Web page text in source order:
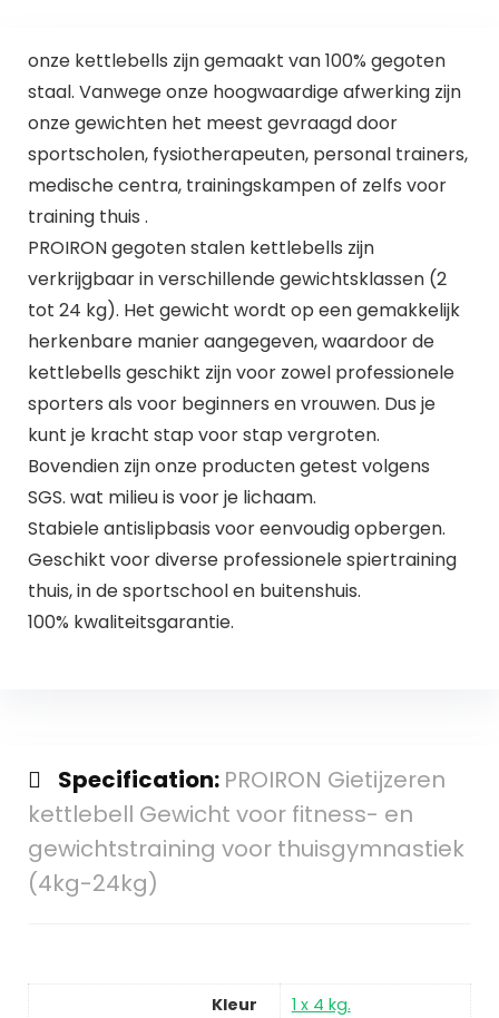
onze kettlebells zijn gemaakt van 100% gegoten
staal. Vanwege onze hoogwaardige afwerking zijn
onze gewichten het meest gevraagd door
sportscholen, fysiotherapeuten, personal trainers,
medische centra, trainingskampen of zelfs voor
training thuis .
PROIRON gegoten stalen kettlebells zijn
verkrijgbaar in verschillende gewichtsklassen (2
tot 24 kg). Het gewicht wordt op een gemakkelijk
herkenbare manier aangegeven, waardoor de
kettlebells geschikt zijn voor zowel professionele
sporters als voor beginners en vrouwen. Dus je
kunt je kracht stap voor stap vergroten.
Bovendien zijn onze producten getest volgens
SGS. wat milieu is voor je lichaam.
Stabiele antislipbasis voor eenvoudig opbergen.
Geschikt voor diverse professionele spiertraining
thuis, in de sportschool en buitenshuis.
100% kwaliteitsgarantie.
Specification: PROIRON Gietijzeren
kettlebell Gewicht voor fitness- en
gewichtstraining voor thuisgymnastiek
(4kg-24kg)
Kleur
1 x 4 kg.